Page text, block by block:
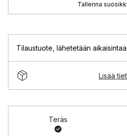
Tallenna
Tilaustuote lähetetään
Lisää
Teräs